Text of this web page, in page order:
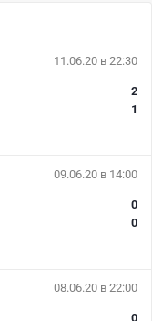
11.06.20 в 22:30
2
1
09.06.20 в 14:00
0
0
08.06.20 в 22:00
0